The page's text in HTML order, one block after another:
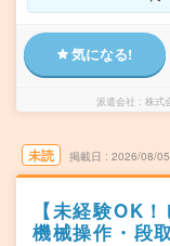
気になる!
派遣会社 株式
未読 掲載日 2026/08/05
【未経験OK
機械操作・段